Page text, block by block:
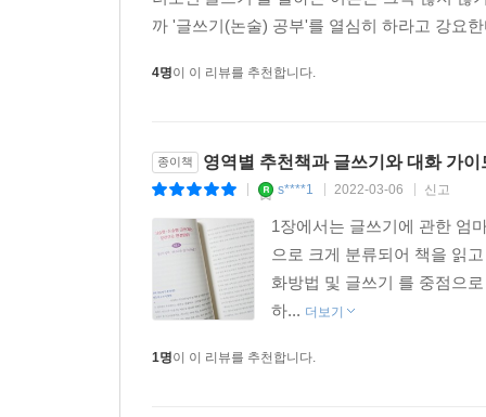
까 '글쓰기(논술) 공부'를 열심히 하라고 강요
4명이 이 리뷰를 추천합니다.
종이책 영역별 추천책과 글쓰기와 대화 가이
s****1 2022-03-06 신고
1장에서는 글쓰기에 관한 엄
으로 크게 분류되어 책을 읽
화방법 및 글쓰기 를 중점으
하... 더보기
1명이 이 리뷰를 추천합니다.